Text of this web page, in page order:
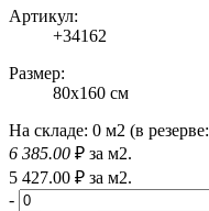
Артикул:
+34162
Размер:
80x160 см
На складе: 0 м2 (в резерве:
6 385.00 ₽ за м2.
5 427.00 ₽ за м2.
-